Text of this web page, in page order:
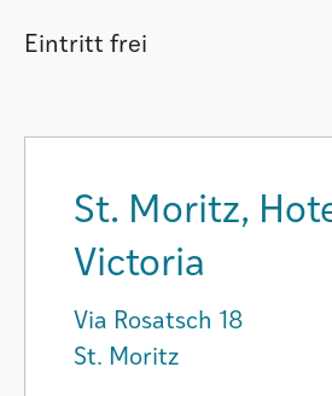
Eintritt frei
St. Moritz,
Victoria
Via Rosatsch 18
St. Moritz